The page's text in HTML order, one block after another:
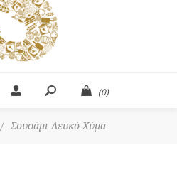
(0)
/ Σουσάμι Λευκό Χύμα